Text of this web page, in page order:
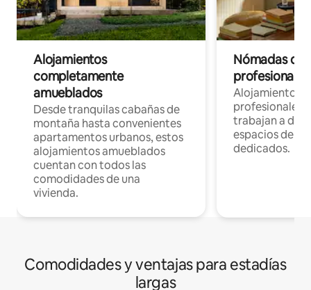
Alojamientos
completamente
amueblados
Desde tranquilas cabañas de
montaña hasta convenientes
apartamentos urbanos, estos
alojamientos amueblados
cuentan con todos las
comodidades de una
vivienda.
Nómadas
Alojamientos
profesionales
trabajan a
espacios de
dedicados.
Comodidades y ventajas para estadías
largas